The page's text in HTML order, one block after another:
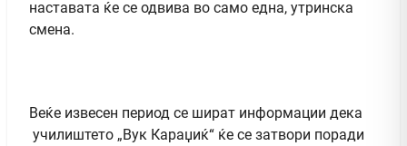
наставата ќе се одвива во само една, утринска
смена.
Веќе извесен период се шират информации дека
училиштето „Вук Караџиќ“ ќе се затвори поради